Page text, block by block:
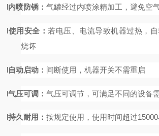
l内喷防锈：气罐经过内喷涂精加工，避免空
l使用安全： 若电压、电流导致机器过热，
烧坏
l自动启动： 间断使用，机器开关不需重启
l气压可调：气压可调节，可满足不同的设备
l持久耐用：按规定使用，使用时间超过15000